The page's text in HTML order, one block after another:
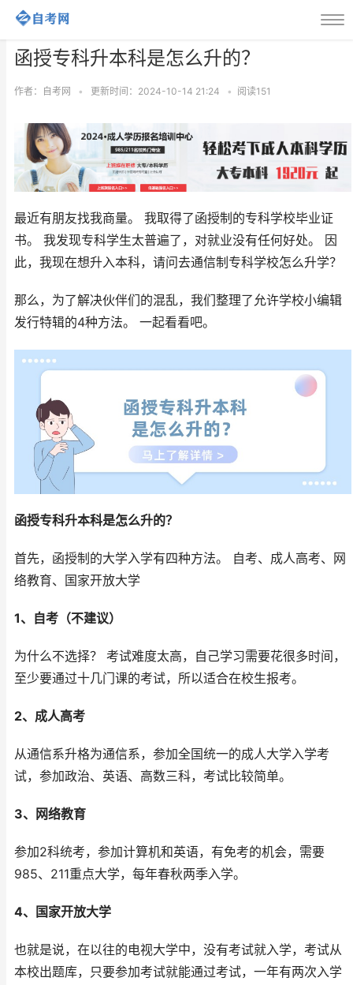
函授专科升本科是怎么升的？
作者：自考网 • 更新时间：2024-10-14 21:24 • 阅读151
最近有朋友找我商量。 我取得了函授制的专科学校毕业证
书。 我发现专科学生太普遍了，对就业没有任何好处。 因
此，我现在想升入本科，请问去通信制专科学校怎么升学？
那么，为了解决伙伴们的混乱，我们整理了允许学校小编辑
发行特辑的4种方法。 一起看看吧。
函授专科升本科是怎么升的？
首先，函授制的大学入学有四种方法。 自考、成人高考、网
络教育、国家开放大学
1、自考（不建议）
为什么不选择？ 考试难度太高，自己学习需要花很多时间，
至少要通过十几门课的考试，所以适合在校生报考。
2、成人高考
从通信系升格为通信系，参加全国统一的成人大学入学考
试，参加政治、英语、高数三科，考试比较简单。
3、网络教育
参加2科统考，参加计算机和英语，有免考的机会，需要
985、211重点大学，每年春秋两季入学。
4、国家开放大学
也就是说，在以往的电视大学中，没有考试就入学，考试从
本校出题库，只要参加考试就能通过考试，一年有两次入学